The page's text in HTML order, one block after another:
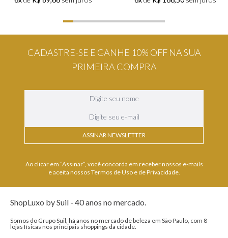
CADASTRE-SE E GANHE 10% OFF NA SUA
PRIMEIRA COMPRA
ASSINAR NEWSLETTER
Ao clicar em “Assinar”, você concorda em receber nossos e-mails
e aceita nossos Termos de Uso e de Privacidade.
ShopLuxo by Suil - 40 anos no mercado.
Somos do Grupo Suil, há anos no mercado de beleza em São Paulo, com 8
lojas físicas nos principais shoppings da cidade.